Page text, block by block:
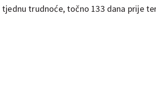
tjednu trudnoće, točno 133 dana prije